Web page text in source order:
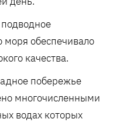
моря обеспечивало
качества.
побережье
многочисленными
водах которых